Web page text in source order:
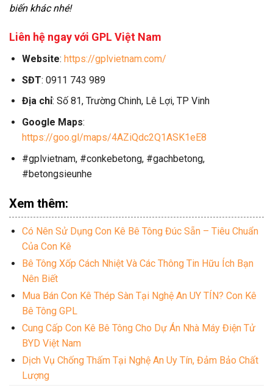
biến khác nhé!
Liên hệ ngay với GPL Việt Nam
Website: https://gplvietnam.com/
SĐT: 0911 743 989
Địa chỉ: Số 81, Trường Chinh, Lê Lợi, TP Vinh
Google Maps:
https://goo.gl/maps/4AZiQdc2Q1ASK1eE8
#gplvietnam, #conkebetong, #gachbetong,
#betongsieunhe
Xem thêm:
Có Nên Sử Dụng Con Kê Bê Tông Đúc Sẵn – Tiêu Chuẩn
Của Con Kê
Bê Tông Xốp Cách Nhiệt Và Các Thông Tin Hữu Ích Bạn
Nên Biết
Mua Bán Con Kê Thép Sàn Tại Nghệ An UY TÍN? Con Kê
Bê Tông GPL
Cung Cấp Con Kê Bê Tông Cho Dự Án Nhà Máy Điện Tử
BYD Việt Nam
Dịch Vụ Chống Thấm Tại Nghệ An Uy Tín, Đảm Bảo Chất
Lượng